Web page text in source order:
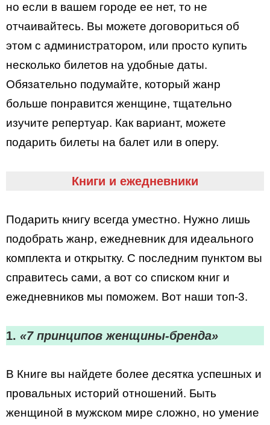
но если в вашем городе ее нет, то не
отчаивайтесь. Вы можете договориться об
этом с администратором, или просто купить
несколько билетов на удобные даты.
Обязательно подумайте, который жанр
больше понравится женщине, тщательно
изучите репертуар. Как вариант, можете
подарить билеты на балет или в оперу.
Книги и ежедневники
Подарить книгу всегда уместно. Нужно лишь
подобрать жанр, ежедневник для идеального
комплекта и открытку. С последним пунктом вы
справитесь сами, а вот со списком книг и
ежедневников мы поможем. Вот наши топ-3.
1. «7 принципов женщины-бренда»
В Книге вы найдете более десятка успешных и
провальных историй отношений. Быть
женщиной в мужском мире сложно, но умение